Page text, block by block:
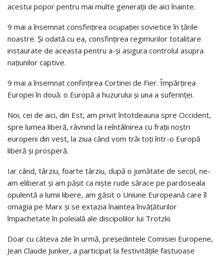
acestui popor pentru mai multe generații de aici înainte.
9 mai a însemnat consfințirea ocupației sovietice în țările
noastre. Și odată cu ea, consfințirea regimurilor totalitare
instaurate de aceasta pentru a-și asigura controlul asupra
națiunilor captive.
9 mai a însemnat confințirea Cortinei de Fier. Împărțirea
Europei în două: o Europă a huzurului și una a suferinței.
Noi, cei de aici, din Est, am privit întotdeauna spre Occident,
spre lumea liberă, râvnind la reîntâlnirea cu frații noștri
europeni din vest, la ziua când vom trăi toți într-o Europă
liberă și prosperă.
Iar când, târziu, foarte târziu, după o jumătate de secol, ne-
am eliberat și am pășit ca niște rude sărace pe pardoseala
opulentă a lumii libere, am găsit o Uniune Europeană care îl
omagia pe Marx și se extazia înaintea învățăturilor
împachetate în poleială ale discipolilor lui Trotzki.
Doar cu câteva zile în urmă, președintele Comisiei Europene,
Jean Claude Junker, a participat la festivitățile fastuoase